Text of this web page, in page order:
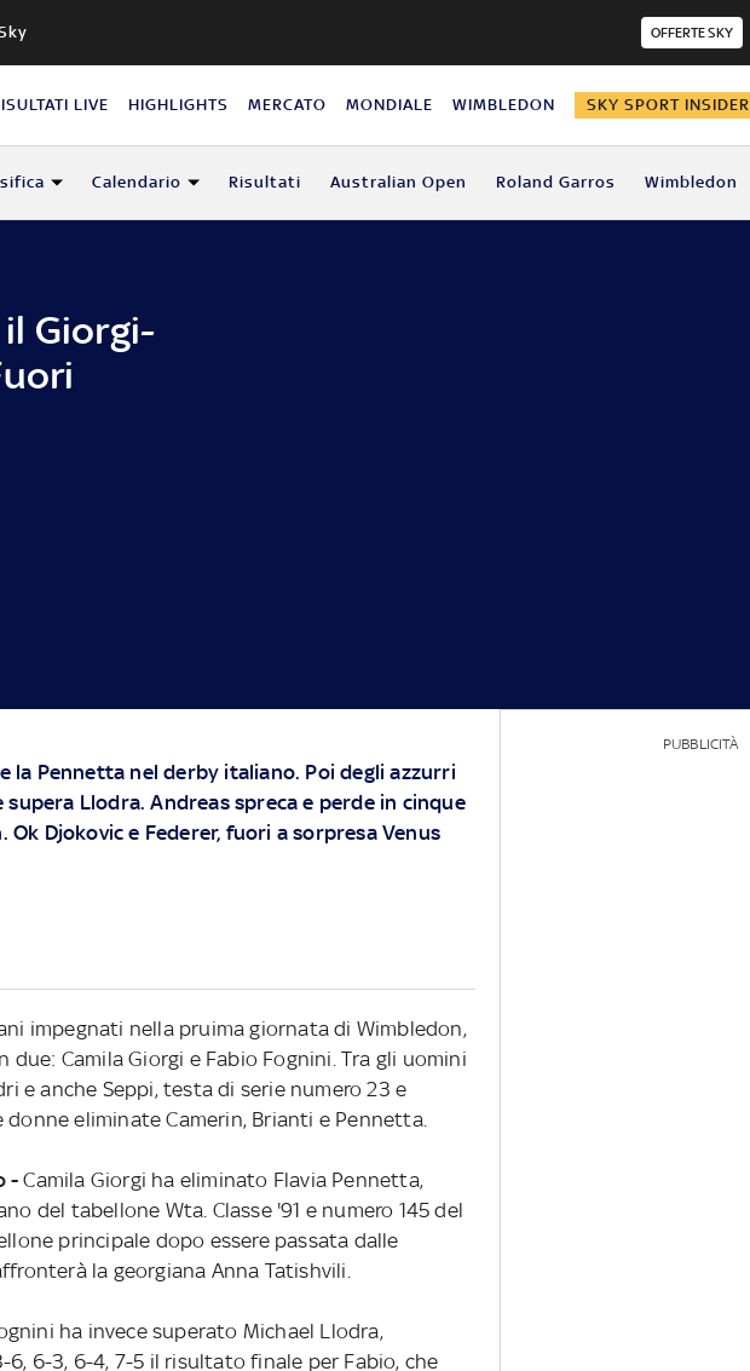
OFFERTE SKY
LIVE HIGHLIGHTS MERCATO MONDIALE WIMBLEDON SKY SPORT INSIDER
Calendario Risultati Australian Open Roland Garros Wimbledon
Giorgi-
la Pennetta nel derby italiano. Poi degli azzurri
supera Llodra. Andreas spreca e perde in cinque
Djokovic e Federer, fuori a sorpresa Venus
impegnati nella pruima giornata di Wimbledon,
Camila Giorgi e Fabio Fognini. Tra gli uomini
e anche Seppi, testa di serie numero 23 e
donne eliminate Camerin, Brianti e Pennetta.
-Camila Giorgi ha eliminato Flavia Pennetta,
del tabellone Wta. Classe '91 e numero 145 del
principale dopo essere passata dalle
la georgiana Anna Tatishvili.
ha invece superato Michael Llodra,
6-3, 6-4, 7-5 il risultato finale per Fabio, che
PUBBLICITÀ